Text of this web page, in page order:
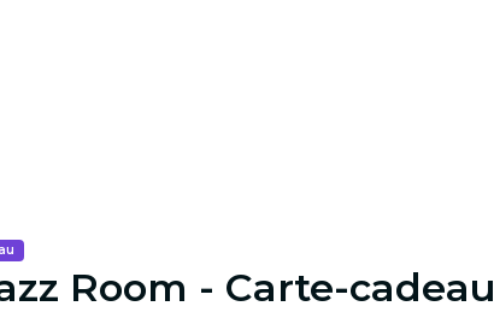
Room - Carte-cadeau